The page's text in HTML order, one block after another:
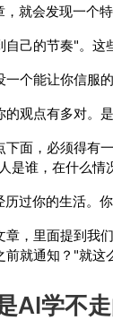
就会发现一个
己的节奏"。这
个能让你信服的
的观点有多对。
面，必须得有
谁，在什么情
过你的生活。
，里面提到我
就通知？"就这
AI学不